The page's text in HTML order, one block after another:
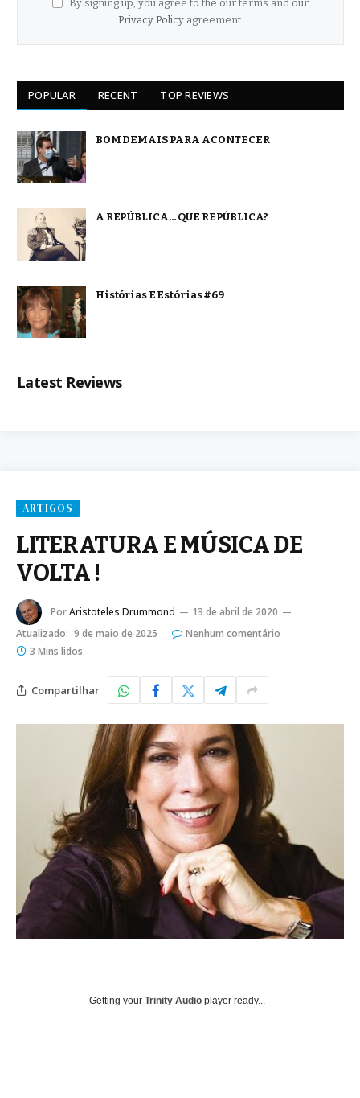
By signing up, you agree to the our terms and our
Privacy Policyagreement.
POPULAR RECENT TOP REVIEWS
BOM DEMAIS PARA ACONTECER
A REPÚBLICA… QUE REPÚBLICA?
Histórias E Estórias #69
Latest Reviews
ARTIGOS
LITERATURA E MÚSICA DE
VOLTA !
PorAristoteles Drummond
13 de abril de 2020
Atualizado: 9 de maio de 2025
Nenhum comentário
3 Mins lidos
Compartilhar
Getting your Trinity Audio player ready...